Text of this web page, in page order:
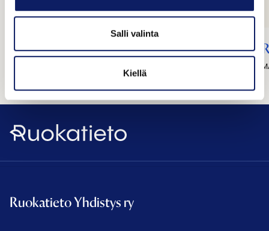
Salli valinta
Kiellä
Kasvis Galleria Oy
Ruokatieto
Ruokatieto Yhdistys ry